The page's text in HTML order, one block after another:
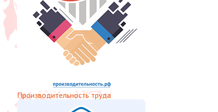
Производительность труда